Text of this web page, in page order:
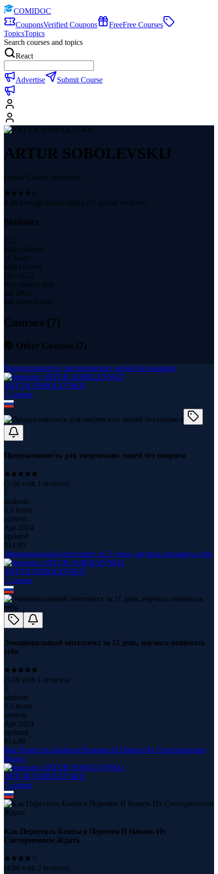
COMIDOC
CouponsVerified Coupons FreeFree Courses
TopicsTopics
Search courses and topics
React
Advertise Submit Course
ARTUR SOBOLEVSKIJ
Online Course Instructor
4.45 average course rating ( 11 course reviews)
Statistics
272
total students
18 hours
total content
Dec 2023
first content date
Jan 2024
last content date
Courses (7)
📚 Other Courses (7)
Продуктивность для творческих людей без напряга
ARTUR SOBOLEVSKIJ
7 courses
Продуктивность для творческих людей без напряга
(5.00 with 1 reviews)
1
students
3.5 hours
content
Apr 2024
updated
$14.99
Эмоциональный интеллект за 21 день, научись понимать себя
ARTUR SOBOLEVSKIJ
7 courses
Эмоциональный интеллект за 21 день, научись понимать
себя
(5.00 with 1 reviews)
3
students
3.3 hours
content
Apr 2024
updated
$14.99
Как Перестать Бояться Перемен И Начать Их Снетерпением
Ждать
ARTUR SOBOLEVSKIJ
7 courses
Как Перестать Бояться Перемен И Начать Их
Снетерпением Ждать
(4.00 with 2 reviews)